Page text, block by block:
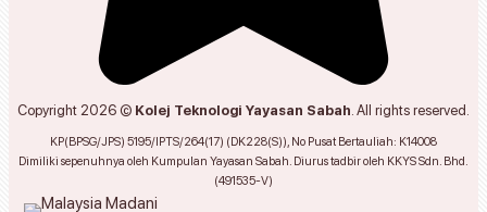
Copyright 2026 © Kolej Teknologi Yayasan Sabah. All rights reserved.
KP(BPSG/JPS) 5195/IPTS/264(17) (DK228(S)), No Pusat Bertauliah: K14008
Dimiliki sepenuhnya oleh Kumpulan Yayasan Sabah. Diurus tadbir oleh KKYS Sdn. Bhd.
(491535-V)